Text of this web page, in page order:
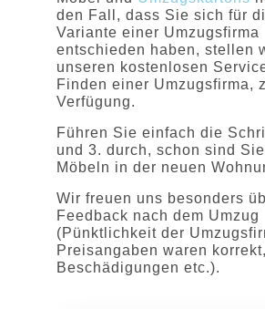
den Fall, dass Sie sich für
Variante einer Umzugsfirma
entschieden haben, stellen
unseren kostenlosen
Finden einer Umzugsfirma,
Verfügung.
Führen Sie einfach die
und 3. durch, schon sind
Möbeln in der neuen
Wir freuen uns besonders
Feedback nach dem Umzug
(Pünktlichkeit der
Preisangaben waren
Beschädigungen etc.).